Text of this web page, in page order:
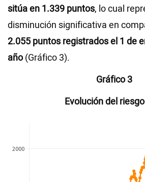
sitúa en 1.339 puntos, lo cual
disminución significativa en
2.055 puntos registrados el 1 de
año(Gráfico 3).
Gráfico 3
Evolución del